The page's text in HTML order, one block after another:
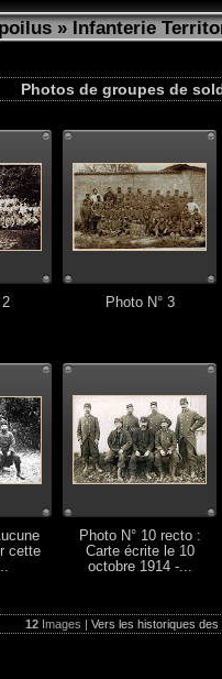
»Infanterie
Photos de groupes de
Photo N° 3
cette
Photo N° 10 recto :
Carte écrite le 10
octobre 1914 -...
12Images | Vers les historiques